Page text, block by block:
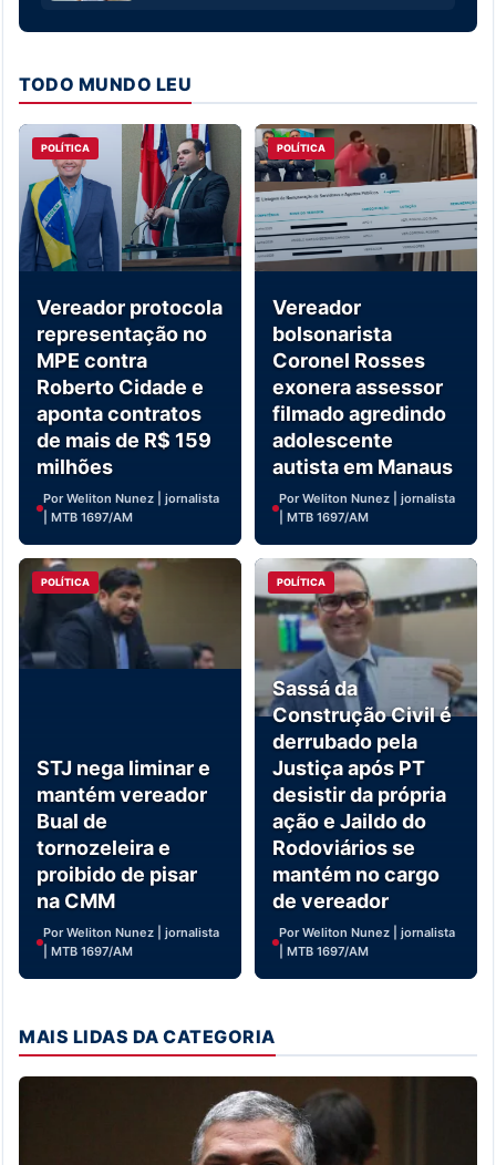
TODO MUNDO LEU
POLÍTICA
Vereador protocola
representação no
MPE contra
Roberto Cidade e
aponta contratos
de mais de R$ 159
milhões
Por Weliton Nunez | jornalista
| MTB 1697/AM
POLÍTICA
Vereador
bolsonarista
Coronel Rosses
exonera assessor
filmado agredindo
adolescente
autista em Manaus
Por Weliton Nunez | jornalista
| MTB 1697/AM
POLÍTICA
STJ nega liminar e
mantém vereador
Bual de
tornozeleira e
proibido de pisar
na CMM
Por Weliton Nunez | jornalista
| MTB 1697/AM
POLÍTICA
Sassá da
Construção Civil é
derrubado pela
Justiça após PT
desistir da própria
ação e Jaildo do
Rodoviários se
mantém no cargo
de vereador
Por Weliton Nunez | jornalista
| MTB 1697/AM
MAIS LIDAS DA CATEGORIA